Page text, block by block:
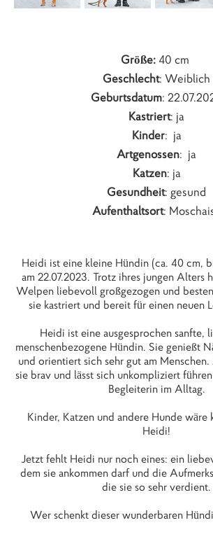
Größe:40 cm
Geschlecht: Weiblich
Geburtsdatum:
Kastriert: ja
Kinder: ja
Artgenossen: ja
Katzen: ja
Gesundheit: gesund
Aufenthaltsort:
Heidi ist eine kleine Hündin (ca. 40 cm,
am 22.07.2023. Trotz ihres jungen Alters
Welpen liebevoll großgezogen und
sie kastriert und bereit für einen neuen
Heidi ist eine ausgesprochen sanfte,
menschenbezogene Hündin. Sie genießt
und orientiert sich sehr gut am
sie brav und lässt sich unkompliziert
Begleiterin im Alltag.
Kinder, Katzen und andere Hunde wäre
Heidi!
Jetzt fehlt Heidi nur noch eines: ein
dem sie ankommen darf und die
die sie so sehr verdient.
Wer schenkt dieser wunderbaren